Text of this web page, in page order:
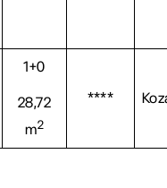
1+0
28,72
m2
****